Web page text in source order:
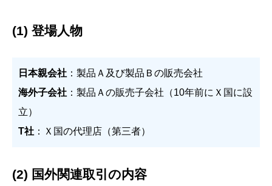
(1) 登場人物
日本親会社 ：製品Ａ及び製品Ｂの販売会社
海外子会社 ：製品Ａの販売子会社（10年前にＸ国に設
立）
T社 ：Ｘ国の代理店（第三者）
(2) 国外関連取引の内容